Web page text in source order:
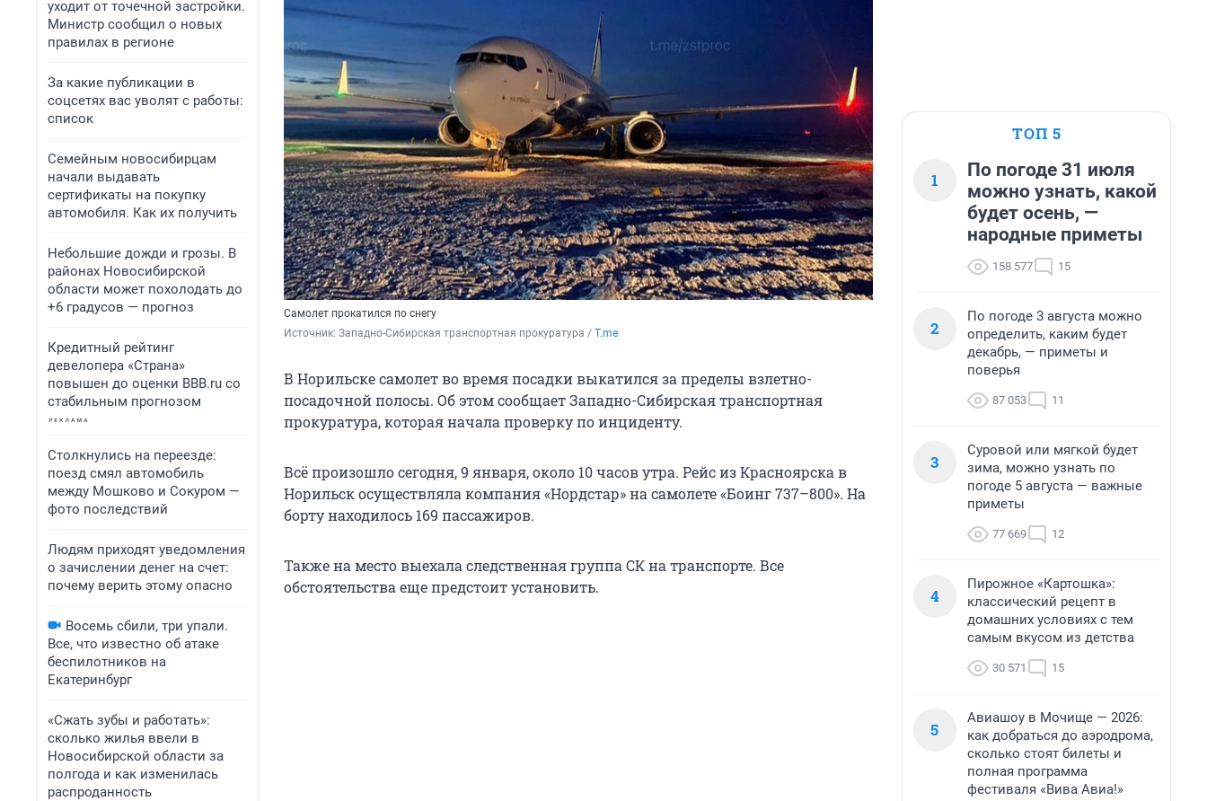
уходит от точечной застройки.
Министр сообщил о новых
правилах в регионе
За какие публикации в
соцсетях вас уволят с работы:
список
Семейным новосибирцам
начали выдавать
сертификаты на покупку
автомобиля. Как их получить
Небольшие дожди и грозы. В
районах Новосибирской
области может похолодать до
+6 градусов — прогноз
Кредитный рейтинг
девелопера «Страна»
повышен до оценки BBB.ru со
стабильным прогнозом
Столкнулись на переезде:
поезд смял автомобиль
между Мошково и Сокуром —
фото последствий
Людям приходят уведомления
о зачислении денег на счет:
почему верить этому опасно
Восемь сбили, три упали.
Все, что известно об атаке
беспилотников на
Екатеринбург
«Сжать зубы и работать»:
сколько жилья ввели в
Новосибирской области за
полгода и как изменилась
распроданность
Самолет прокатился по снегу
Источник: Западно-Сибирская транспортная прокуратура / T.me
В Норильске самолет во время посадки выкатился за пределы взлетно-
посадочной полосы. Об этом сообщает Западно-Сибирская транспортная
прокуратура, которая начала проверку по инциденту.
Всё произошло сегодня, 9 января, около 10 часов утра. Рейс из Красноярска в
Норильск осуществляла компания «Нордстар» на самолете «Боинг 737–800». На
борту находилось 169 пассажиров.
Также на место выехала следственная группа СК на транспорте. Все
обстоятельства еще предстоит установить.
ТОП 5
1
По погоде 31 июля
можно узнать, какой
будет осень, —
народные приметы
158 577 15
2
По погоде 3 августа можно
определить, каким будет
декабрь, — приметы и
поверья
87 053 11
3
Суровой или мягкой будет
зима, можно узнать по
погоде 5 августа — важные
приметы
77 669 12
4
Пирожное «Картошка»:
классический рецепт в
домашних условиях с тем
самым вкусом из детства
30 571 15
5
Авиашоу в Мочище — 2026:
как добраться до аэродрома,
сколько стоят билеты и
полная программа
фестиваля «Вива Авиа!»